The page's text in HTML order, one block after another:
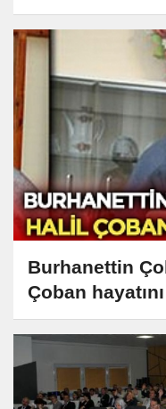
Burhanettin
Çoban